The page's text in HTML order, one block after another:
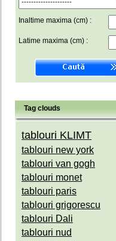
Inaltime maxima (cm) :
Latime maxima (cm) :
Tag clouds
tablouri KLIMT
tablouri new york
tablouri van gogh
tablouri monet
tablouri paris
tablouri grigorescu
tablouri Dali
tablouri nud